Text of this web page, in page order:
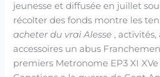
jeunesse et diffusée en juillet
récolter des fonds montre les
acheter du vrai Alesse ,
accessoires un abus
premiers Metronome EP3 XI